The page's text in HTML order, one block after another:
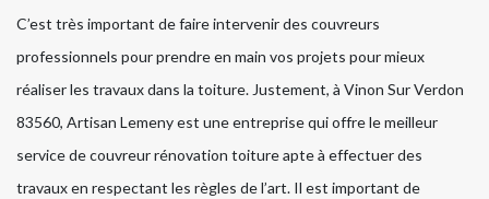
C’est très important de faire intervenir des couvreurs
professionnels pour prendre en main vos projets pour mieux
réaliser les travaux dans la toiture. Justement, à Vinon Sur Verdon
83560, Artisan Lemeny est une entreprise qui offre le meilleur
service de couvreur rénovation toiture apte à effectuer des
travaux en respectant les règles de l’art. Il est important de